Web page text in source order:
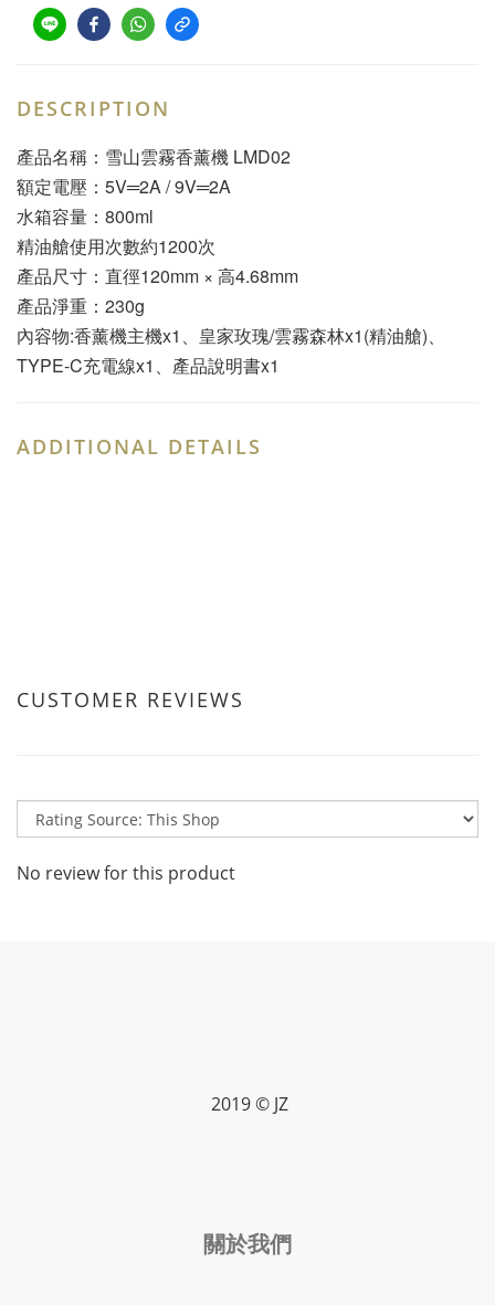
DESCRIPTION
產品名稱：雪山雲霧香薰機 LMD02
額定電壓：5V═2A / 9V═2A
水箱容量：800ml
精油艙使用次數約1200次
產品尺寸：直徑120mm × 高4.68mm
產品淨重：230g
內容物:香薰機主機x1、皇家玫瑰/雲霧森林x1(精油艙)、
TYPE-C充電線x1、產品說明書x1
ADDITIONAL DETAILS
CUSTOMER REVIEWS
No review for this product
2019 © JZ
關於我們